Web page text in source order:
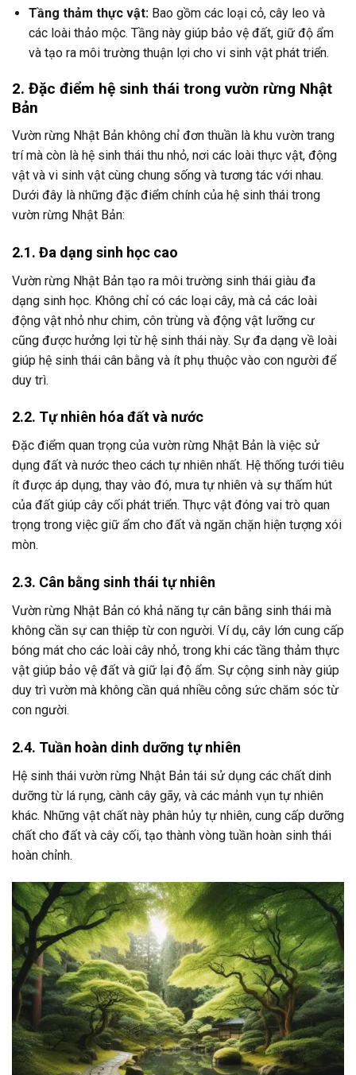
Tầng thảm thực vật:Bao gồm các loại cỏ, cây leo và
các loài thảo mộc. Tầng này giúp bảo vệ đất, giữ độ ẩm
và tạo ra môi trường thuận lợi cho vi sinh vật phát triển.
2. Đặc điểm hệ sinh thái trong vườn rừng Nhật
Bản
Vườn rừng Nhật Bản không chỉ đơn thuần là khu vườn trang
trí mà còn là hệ sinh thái thu nhỏ, nơi các loài thực vật, động
vật và vi sinh vật cùng chung sống và tương tác với nhau.
Dưới đây là những đặc điểm chính của hệ sinh thái trong
vườn rừng Nhật Bản:
2.1. Đa dạng sinh học cao
Vườn rừng Nhật Bản tạo ra môi trường sinh thái giàu đa
dạng sinh học. Không chỉ có các loại cây, mà cả các loài
động vật nhỏ như chim, côn trùng và động vật lưỡng cư
cũng được hưởng lợi từ hệ sinh thái này. Sự đa dạng về loài
giúp hệ sinh thái cân bằng và ít phụ thuộc vào con người để
duy trì.
2.2. Tự nhiên hóa đất và nước
Đặc điểm quan trọng của vườn rừng Nhật Bản là việc sử
dụng đất và nước theo cách tự nhiên nhất. Hệ thống tưới tiêu
ít được áp dụng, thay vào đó, mưa tự nhiên và sự thấm hút
của đất giúp cây cối phát triển. Thực vật đóng vai trò quan
trọng trong việc giữ ẩm cho đất và ngăn chặn hiện tượng xói
mòn.
2.3. Cân bằng sinh thái tự nhiên
Vườn rừng Nhật Bản có khả năng tự cân bằng sinh thái mà
không cần sự can thiệp từ con người. Ví dụ, cây lớn cung cấp
bóng mát cho các loài cây nhỏ, trong khi các tầng thảm thực
vật giúp bảo vệ đất và giữ lại độ ẩm. Sự cộng sinh này giúp
duy trì vườn mà không cần quá nhiều công sức chăm sóc từ
con người.
2.4. Tuần hoàn dinh dưỡng tự nhiên
Hệ sinh thái vườn rừng Nhật Bản tái sử dụng các chất dinh
dưỡng từ lá rụng, cành cây gãy, và các mảnh vụn tự nhiên
khác. Những vật chất này phân hủy tự nhiên, cung cấp dưỡng
chất cho đất và cây cối, tạo thành vòng tuần hoàn sinh thái
hoàn chỉnh.